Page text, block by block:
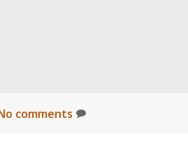
comments